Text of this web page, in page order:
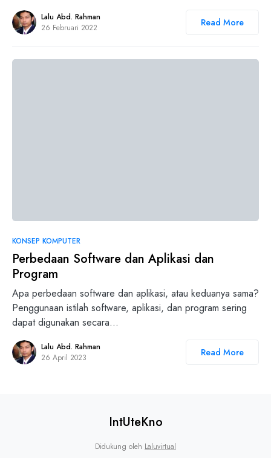
Lalu Abd. Rahman
26 Februari 2022
Read More
KONSEP KOMPUTER
Perbedaan Software dan Aplikasi dan
Program
Apa perbedaan software dan aplikasi, atau keduanya sama?
Penggunaan istilah software, aplikasi, dan program sering
dapat digunakan secara…
Lalu Abd. Rahman
26 April 2023
Read More
IntUteKno
Didukung oleh Laluvirtual